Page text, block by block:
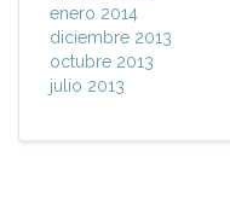
enero 2014
diciembre 2013
octubre 2013
julio 2013